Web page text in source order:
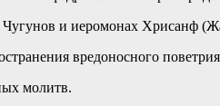
Чугунов и иеромонах Хрисанф
вредоносного
молитв.